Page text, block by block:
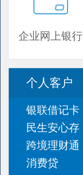
企业网上银行
个人客户
银联借记卡
民生安心存
跨境理财通
消费贷